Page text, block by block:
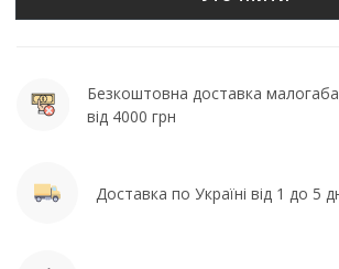
Безкоштовна доставка
від 4000 грн
Доставка по Україні від 1 до 5